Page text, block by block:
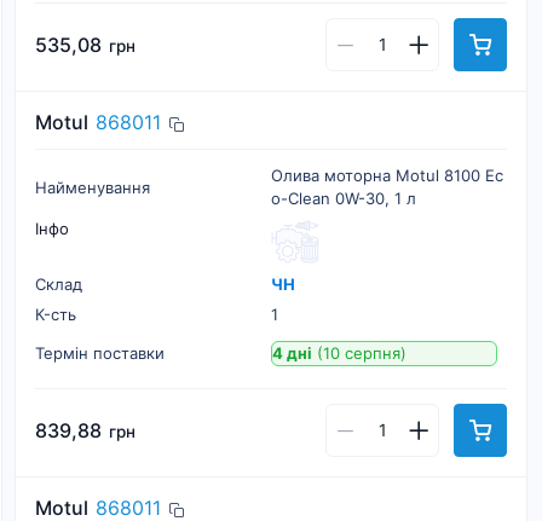
535,08 грн
Motul 868011
Найменування
Олива моторна Motul 8100 Ec
o-Clean 0W-30, 1 л
Інфо
Склад
ЧН
К-cть
1
Термін поставки
4 дні (10 серпня)
839,88 грн
Motul 868011